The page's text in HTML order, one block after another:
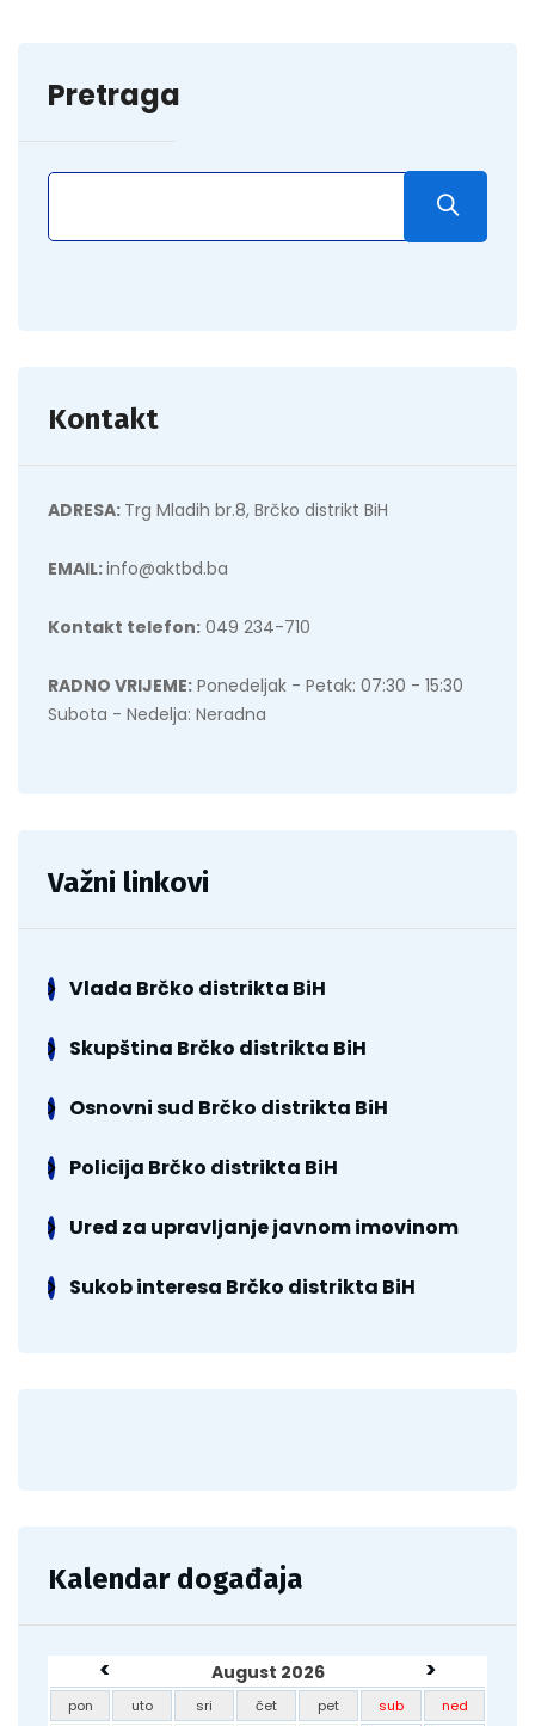
Pretraga
Kontakt
ADRESA: Trg Mladih br.8, Brčko distrikt BiH
EMAIL:info@aktbd.ba
Kontakt telefon: 049 234-710
RADNO VRIJEME: Ponedeljak - Petak: 07:30 - 15:30
Subota - Nedelja: Neradna
Važni linkovi
Vlada Brčko distrikta BiH
Skupština Brčko distrikta BiH
Osnovni sud Brčko distrikta BiH
Policija Brčko distrikta BiH
Ured za upravljanje javnom imovinom
Sukob interesa Brčko distrikta BiH
Kalendar događaja
< August 2026 >
pon uto sri čet pet sub ned